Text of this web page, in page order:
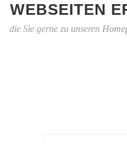
WEBSEITEN
die Sie gerne zu unseren